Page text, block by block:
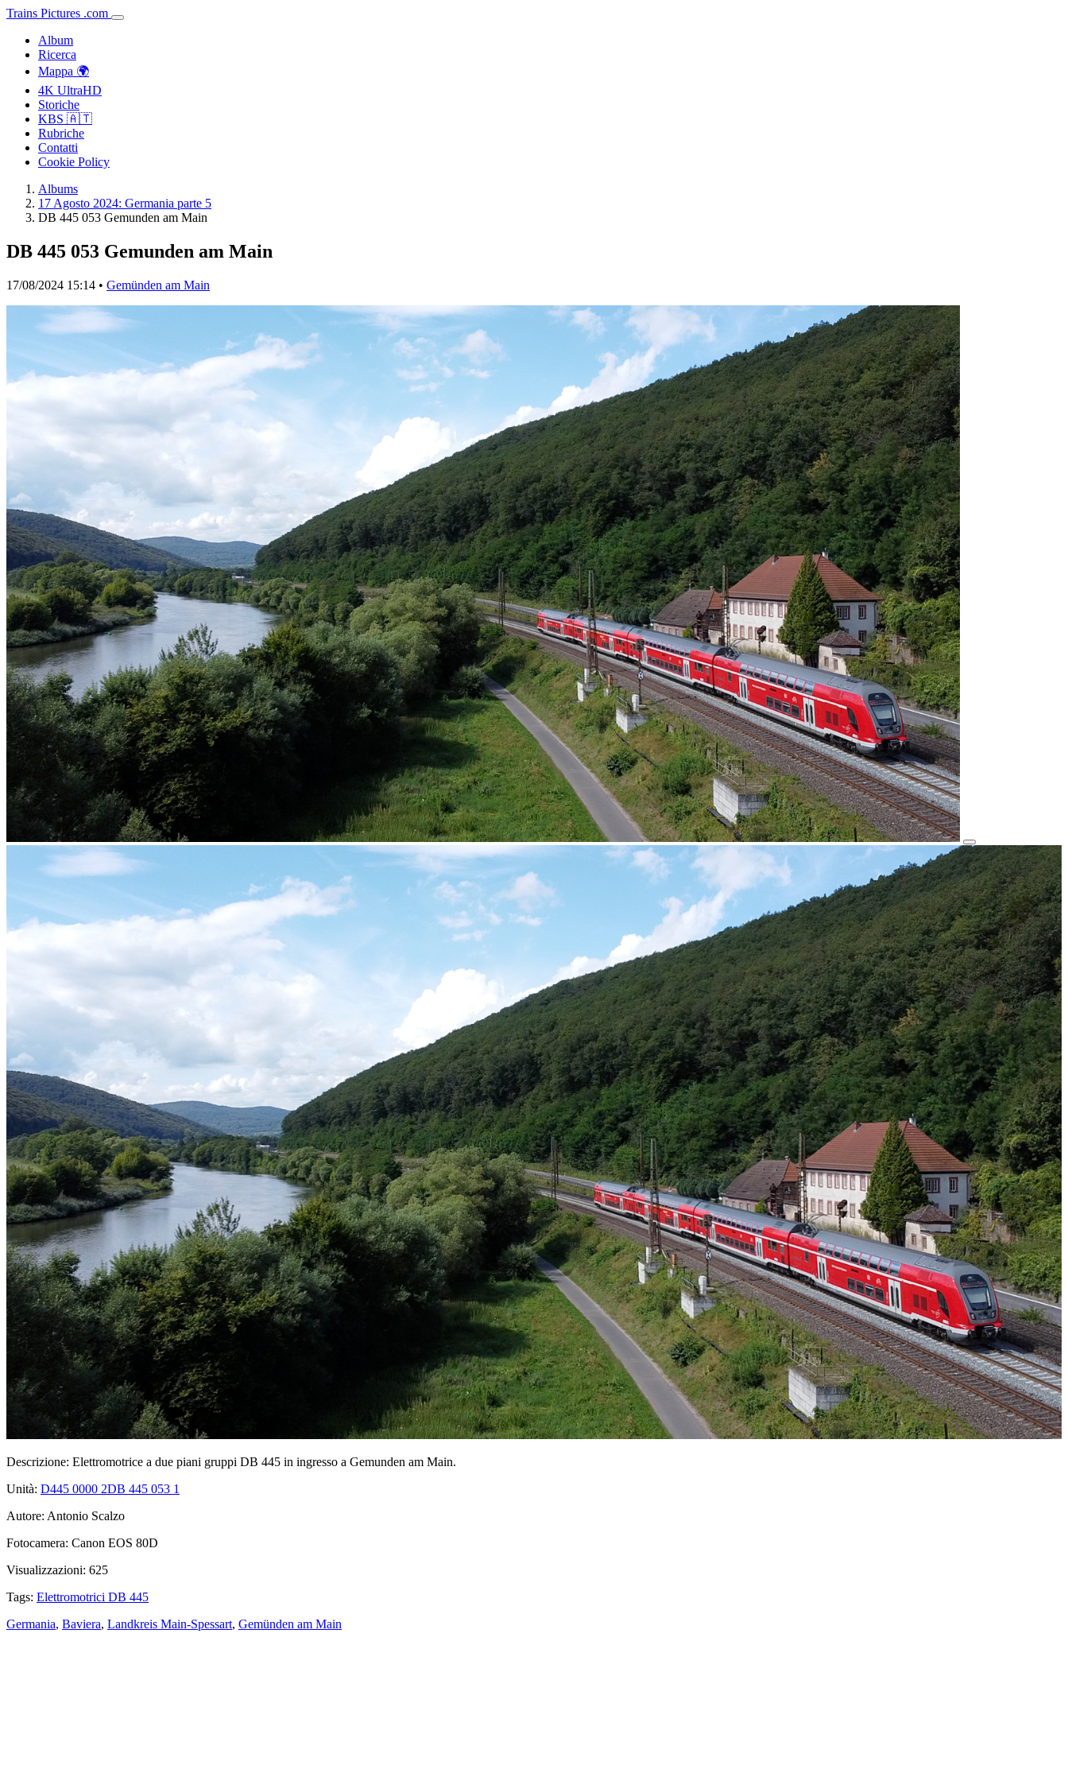
Trains Pictures .com
Album
Ricerca
Mappa 🌍
4K UltraHD
Storiche
KBS 🇦🇹
Rubriche
Contatti
Cookie Policy
Albums
17 Agosto 2024: Germania parte 5
DB 445 053 Gemunden am Main
DB 445 053 Gemunden am Main
17/08/2024 15:14 • Gemünden am Main
Descrizione: Elettromotrice a due piani gruppi DB 445 in ingresso a Gemunden am Main.
Unità: D445 0000 2DB 445 053 1
Autore: Antonio Scalzo
Fotocamera: Canon EOS 80D
Visualizzazioni: 625
Tags: Elettromotrici DB 445
Germania, Baviera, Landkreis Main-Spessart, Gemünden am Main